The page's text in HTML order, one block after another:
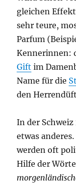
gleichen
sehr teure,
Parfum
Kennerinnen:
Gift im
Name für die
den
In der
etwas
werden oft
Hilfe der